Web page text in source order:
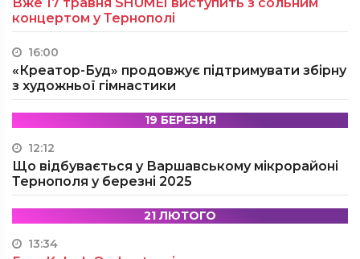
концертом у Тернополі
16:00
«Креатор-Буд» продовжує підтримувати збірну
з художньої гімнастики
19 БЕРЕЗНЯ
12:12
Що відбувається у Варшавському мікрорайоні
Тернополя у березні 2025
21 ЛЮТОГО
13:34